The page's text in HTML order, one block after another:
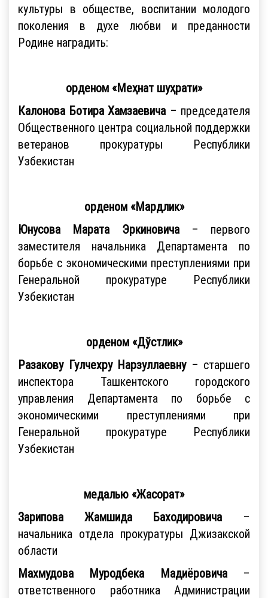
культуры в обществе, воспитании молодого
поколения в духе любви и преданности
Родине наградить:
орденом «Меҳнат шуҳрати»
Калонова Ботира Хамзаевича– председателя
Общественного центра социальной поддержки
ветеранов прокуратуры Республики
Узбекистан
орденом «Мардлик»
Юнусова Марата Эркиновича– первого
заместителя начальника Департамента по
борьбе с экономическими преступлениями при
Генеральной прокуратуре Республики
Узбекистан
орденом «Дўстлик»
Разакову Гулчехру Нарзуллаевну– старшего
инспектора Ташкентского городского
управления Департамента по борьбе с
экономическими преступлениями при
Генеральной прокуратуре Республики
Узбекистан
медалью «Жасорат»
Зарипова Жамшида Баходировича–
начальника отдела прокуратуры Джизакской
области
Махмудова Муродбека Мадиёровича–
ответственного работника Администрации